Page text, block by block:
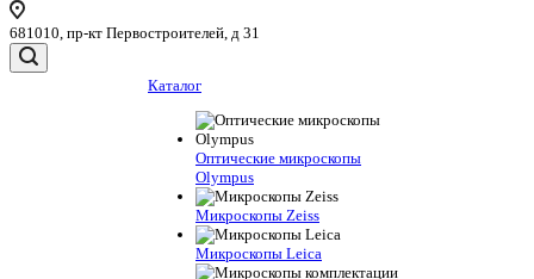
681010, пр-кт Первостроителей, д 31
Каталог
Оптические микроскопы
Olympus
Микроскопы Zeiss
Микроскопы Leica